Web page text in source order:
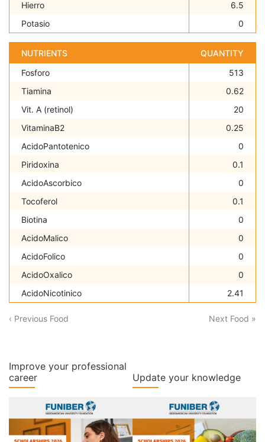
Hierro
6.5
Potasio
0
NUTRIENTS
QUANTITY
Fosforo
513
Tiamina
0.62
Vit. A (retinol)
20
VitaminaB2
0.25
AcidoPantotenico
0
Piridoxina
0.1
AcidoAscorbico
0
Tocoferol
0.1
Biotina
0
AcidoMalico
0
AcidoFolico
0
AcidoOxalico
0
AcidoNicotinico
2.41
‹ Previous Food Next Food »
Improve your professional
career
Update your knowledge